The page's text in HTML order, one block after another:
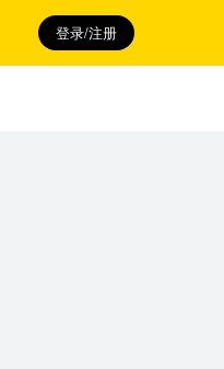
登录/注册